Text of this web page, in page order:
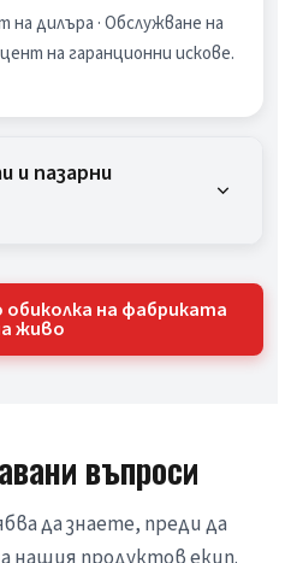
дилъра · Обслужване на
на гаранционни искове.
и пазарни
на фабриката
живо
въпроси
да знаете, преди да